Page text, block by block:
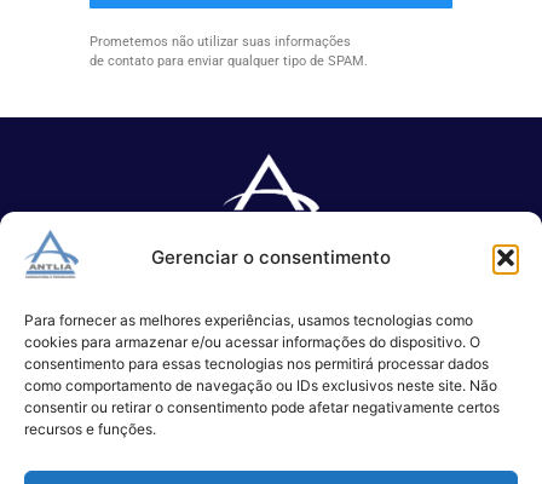
Gerenciar o consentimento
Para fornecer as melhores experiências, usamos tecnologias como
cookies para armazenar e/ou acessar informações do dispositivo. O
consentimento para essas tecnologias nos permitirá processar dados
como comportamento de navegação ou IDs exclusivos neste site. Não
consentir ou retirar o consentimento pode afetar negativamente certos
recursos e funções.
Prometemos não utilizar suas informações
de contato para enviar qualquer tipo de SPAM.
TI.
(11) 3017-0999